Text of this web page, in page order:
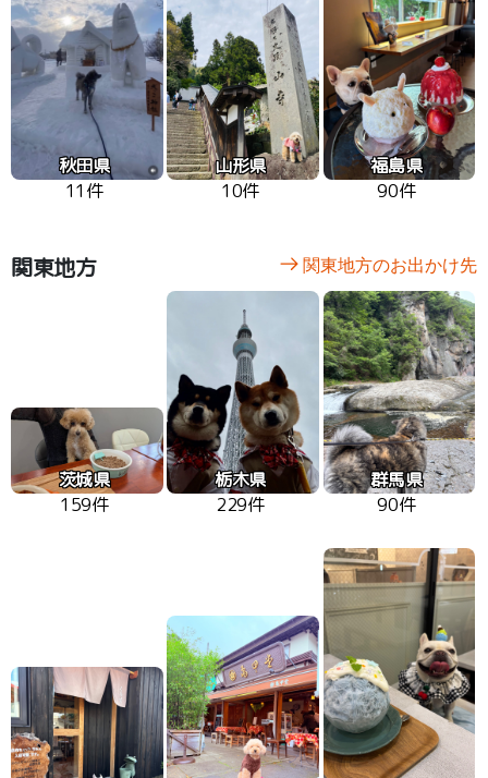
秋田県
11件
山形県
10件
福島県
90件
関東地方 関東地方のお出かけ先
茨城県
159件
栃木県
229件
群馬県
90件